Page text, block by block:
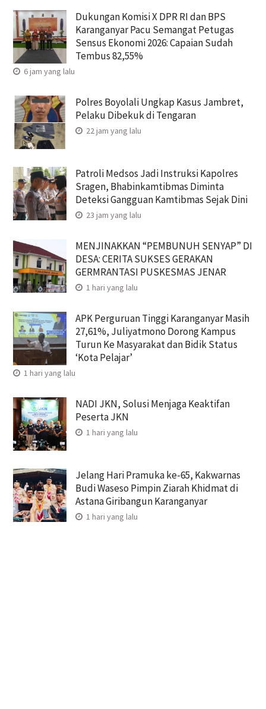
Dukungan Komisi X DPR RI dan BPS
Karanganyar Pacu Semangat Petugas
Sensus Ekonomi 2026: Capaian Sudah
Tembus 82,55%
6 jam yang lalu
Polres Boyolali Ungkap Kasus Jambret,
Pelaku Dibekuk di Tengaran
22 jam yang lalu
Patroli Medsos Jadi Instruksi Kapolres
Sragen, Bhabinkamtibmas Diminta
Deteksi Gangguan Kamtibmas Sejak Dini
23 jam yang lalu
MENJINAKKAN “PEMBUNUH SENYAP” DI
DESA: CERITA SUKSES GERAKAN
GERMRANTASI PUSKESMAS JENAR
1 hari yang lalu
APK Perguruan Tinggi Karanganyar Masih
27,61%, Juliyatmono Dorong Kampus
Turun Ke Masyarakat dan Bidik Status
‘Kota Pelajar’
1 hari yang lalu
NADI JKN, Solusi Menjaga Keaktifan
Peserta JKN
1 hari yang lalu
Jelang Hari Pramuka ke-65, Kakwarnas
Budi Waseso Pimpin Ziarah Khidmat di
Astana Giribangun Karanganyar
1 hari yang lalu